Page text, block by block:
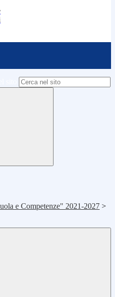
e Competenze" 2021-2027 >